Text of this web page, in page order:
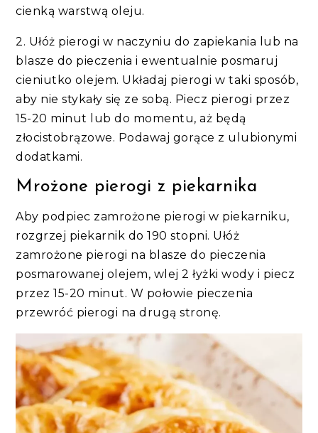
cienką warstwą oleju.
2. Ułóż pierogi w naczyniu do zapiekania lub na
blasze do pieczenia i ewentualnie posmaruj
cieniutko olejem. Układaj pierogi w taki sposób,
aby nie stykały się ze sobą. Piecz pierogi przez
15-20 minut lub do momentu, aż będą
złocistobrązowe. Podawaj gorące z ulubionymi
dodatkami.
Mrożone pierogi z piekarnika
Aby podpiec zamrożone pierogi w piekarniku,
rozgrzej piekarnik do 190 stopni. Ułóż
zamrożone pierogi na blasze do pieczenia
posmarowanej olejem, wlej 2 łyżki wody i piecz
przez 15-20 minut. W połowie pieczenia
przewróć pierogi na drugą stronę.